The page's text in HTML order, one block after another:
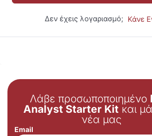
Δεν έχεις λογαριασμό; Κάνε
Λάβε προσωποποιημένο
Analyst Starter Kit και
νέα μας
Email